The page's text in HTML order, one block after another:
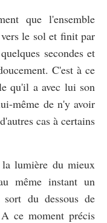
que l'ensemble
le sol et finit par
secondes et
C'est à ce
qu'il a avec lui son
même de n'y avoir
cas à certains
lumière du mieux
même instant un
du dessous de
ce moment précis